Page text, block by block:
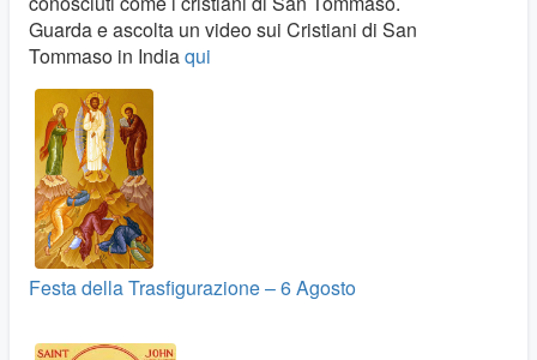
Guarda e ascolta un video sui Cristiani di San
Tommaso in Indiaqui
Festa della Trasfigurazione – 6 Agosto